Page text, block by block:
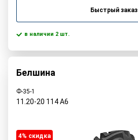
Быстрый заказ
в наличии 2 шт.
Белшина
Ф-35-1
11.20-20 114A6
4% cкидка